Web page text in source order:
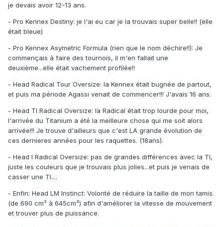
je devais avoir 12-13 ans.
- Pro Kennex Destiny: je l'ai eu car je la trouvais super belle!! (elle
était bleue)
- Pro Kennex Asymetric Formula (rien que le nom déchire!!): Je
commençais à faire des tournois, il m'en fallait une
deuxième...elle était vachement profilée!!
- Head Radical Tour Oversize: la Kennex était bugnée de partout,
et puis ma période Agassi venait de commencer!!! J'avais 16 ans.
- Head TI Radical Oversize: la Radical était trop lourde pour moi,
l'arrivée du Titanium a été la meilleure chose qui me soit alors
arrivée!!! Je trouve d'ailleurs que c'est LA grande évolution de
ces dernieres années pour les raquettes. (18ans).
- Head I Radical Oversize: pas de grandes différences avec la TI,
juste les couleurs que je trouvais plus jolies...et puis je venais de
casser une TI....
- Enfin: Head LM Instinct: Volonté de réduire la taille de mon tamis
(de 690 cm² à 645cm²) afin d'améliorer la vitesse de mouvement
et trouver plus de puissance.